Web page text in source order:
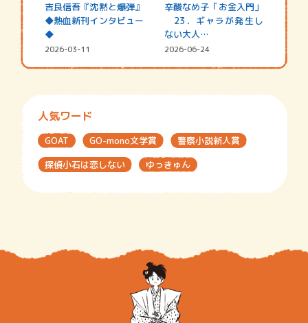
吉良信吾『沈黙と爆弾』
◆熱血新刊インタビュー
◆
2026-03-11
辛酸なめ子「お金入門」
23．ギャラが発生し
ない大人…
2026-06-24
人気ワード
GOAT GO-mono文学賞
警察小説新人賞
探偵小石は恋しない
ゆっきゅん